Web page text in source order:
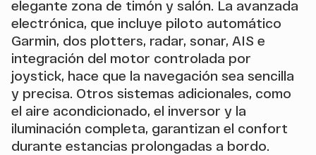
elegante zona de timón y salón. La avanzada
electrónica, que incluye piloto automático
Garmin, dos plotters, radar, sonar, AIS e
integración del motor controlada por
joystick, hace que la navegación sea sencilla
y precisa. Otros sistemas adicionales, como
el aire acondicionado, el inversor y la
iluminación completa, garantizan el confort
durante estancias prolongadas a bordo.